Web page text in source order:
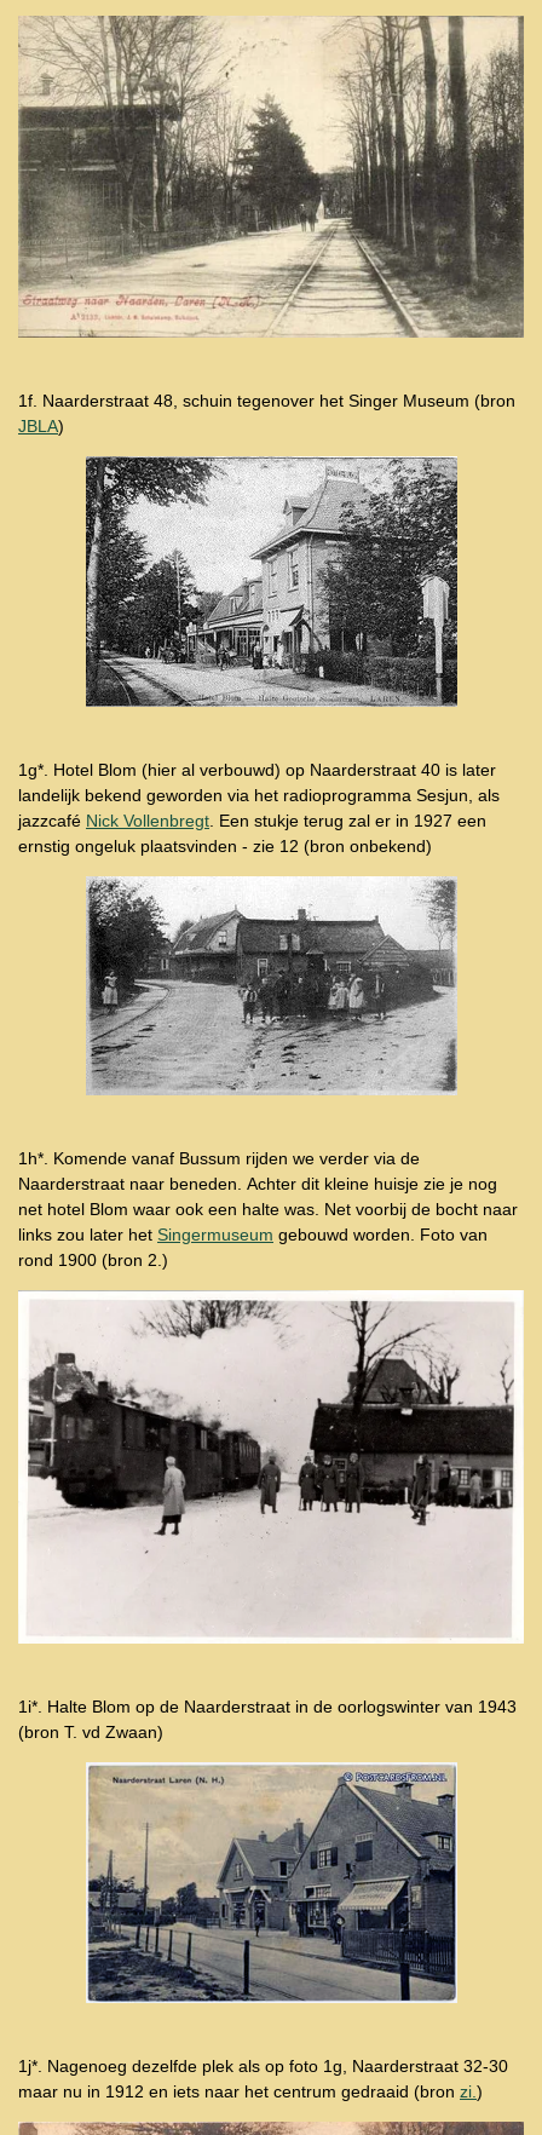
1f. Naarderstraat 48, schuin tegenover het Singer Museum (bron
JBLA)
1g*. Hotel Blom (hier al verbouwd) op Naarderstraat 40 is later
landelijk bekend geworden via het radioprogramma Sesjun, als
jazzcafé Nick Vollenbregt. Een stukje terug zal er in 1927 een
ernstig ongeluk plaatsvinden - zie 12 (bron onbekend)
1h*. Komende vanaf Bussum rijden we verder via de
Naarderstraat naar beneden. Achter dit kleine huisje zie je nog
net hotel Blom waar ook een halte was. Net voorbij de bocht naar
links zou later het Singermuseum gebouwd worden. Foto van
rond 1900 (bron 2.)
1i*. Halte Blom op de Naarderstraat in de oorlogswinter van 1943
(bron T. vd Zwaan)
1j*. Nagenoeg dezelfde plek als op foto 1g, Naarderstraat 32-30
maar nu in 1912 en iets naar het centrum gedraaid (bron zi. )